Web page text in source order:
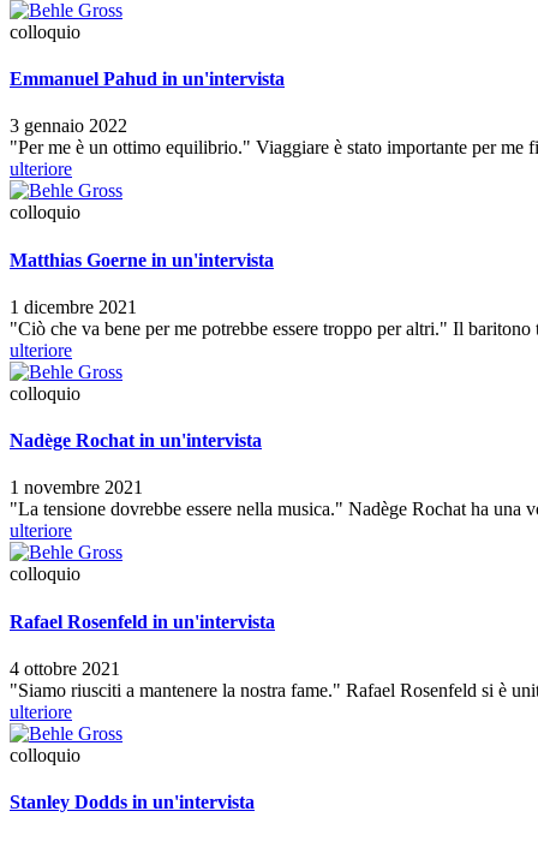
colloquio
Emmanuel Pahud in un'intervista
3 gennaio 2022
"Per me è un ottimo equilibrio." Viaggiare è stato importante per me
ulteriore
colloquio
Matthias Goerne in un'intervista
1 dicembre 2021
"Ciò che va bene per me potrebbe essere troppo per altri." Il baritono
ulteriore
colloquio
Nadège Rochat in un'intervista
1 novembre 2021
"La tensione dovrebbe essere nella musica." Nadège Rochat ha una
ulteriore
colloquio
Rafael Rosenfeld in un'intervista
4 ottobre 2021
"Siamo riusciti a mantenere la nostra fame." Rafael Rosenfeld si è
ulteriore
colloquio
Stanley Dodds in un'intervista